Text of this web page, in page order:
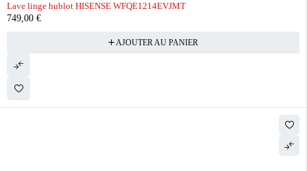
Lave linge hublot HISENSE WFQE1214EVJMT
749,00 €
AJOUTER AU PANIER